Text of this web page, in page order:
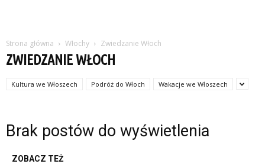
Strona główna Włochy Zwiedzanie Włoch
ZWIEDZANIE WŁOCH
Kultura we Włoszech Podróż do Włoch Wakacje we Włoszech
Brak postów do wyświetlenia
ZOBACZ TEŻ